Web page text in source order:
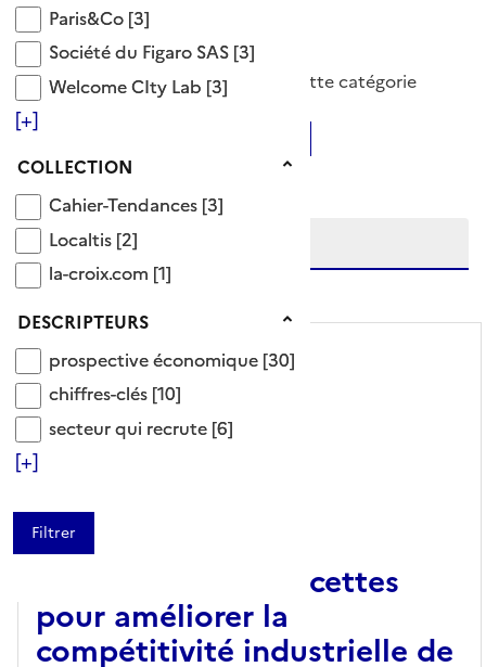
Paris&Co
Paris&Co [3]
Société du Figaro SAS
Société du Figaro SAS [3]
Welcome CIty Lab
Welcome CIty Lab [3]
[+]
Collection
COLLECTION
Cahier-Tendances
Cahier-Tendances [3]
Localtis
Localtis [2]
la-croix.com
la-croix.com [1]
Descripteurs
DESCRIPTEURS
prospective économique
prospective économique [30]
chiffres-clés
chiffres-clés [10]
secteur qui recrute
secteur qui recrute [6]
[+]
prévision économique
30 Documents disponibles dans cette catégorie
Tris disponibles (Ouverture d'une modale)
Affiner la recherche
Etendre la recherche sur
niveau(x) vers le bas
ARTICLE
L'OCDE livre ses recettes
pour améliorer la
compétitivité industrielle de